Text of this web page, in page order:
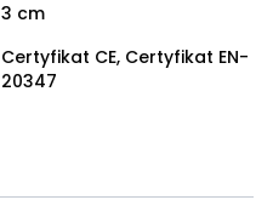
3 cm
Certyfikat CE, Certyfikat EN-
20347